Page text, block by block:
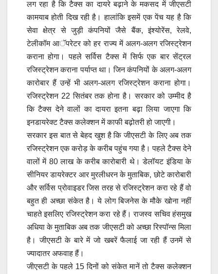
लग रहा है कि टैक्स का दायरे बढ़ाने के मकसद में जीएसटी
कामयाब होती दिख रही है। हालांकि इसमें एक पेंच यह है कि
सेवा क्षेत्र से जुड़ी कंपनियों जैसे बैंक, इंश्योरेंस, रेलवे,
टेलीकॉम आॅपरेटर को हर राज्य में अलग-अलग रजिस्ट्रेशन
कराना होगा। पहले सर्विस टैक्स में सिर्फ एक बार सेंट्रल
रजिस्ट्रेशन कराना पर्याप्त था। जिन कंपनियों के अलग-अलग
कारोबार हैं उन्हें भी अलग-अलग रजिस्ट्रेशन कराना होगा।
रजिस्ट्रेशन 22 सितंबर तक होना है। सरकार को उम्मीद है
कि टैक्स देने वालों का दायरा इतना बढ़ा लिया जाएगा कि
इनडायरेक्ट टैक्स कलेक्शन में काफी बढ़ोतरी हो जाएगी।
सरकार इस बात से बेहद खुश है कि जीएसटी के लिए अब तक
रजिस्ट्रेशन एक करोड़ के करीब पहुंच गया है। पहले टैक्स देने
वालों में 80 लाख के करीब कारोबारी थे। डेलॉयट इंडिया के
सीनियर डायरेक्टर आर मुरलीधरन के मुताबिक, छोटे कारोबारी
और सर्विस प्रोवाइडर जिस तरह से रजिस्ट्रेशन करा रहे हैं वो
बहुत ही अच्छा संकेत है। ये लोग बिजनेस के मौके खोना नहीं
चाहते इसलिए रजिस्ट्रेशन करा रहे हैं। राजस्व सचिव हंसमुख
अधिया के मुताबिक अब तक जीएसटी को अच्छा रिस्पॉन्स मिला
है। जीएसटी के बारे में जो खबरें फैलाई जा रही हैं उनमें से
ज्यादातर अफवाह हैं।
जीएसटी के पहले 15 दिनों को संकेत मानें तो टैक्स कलेक्शन